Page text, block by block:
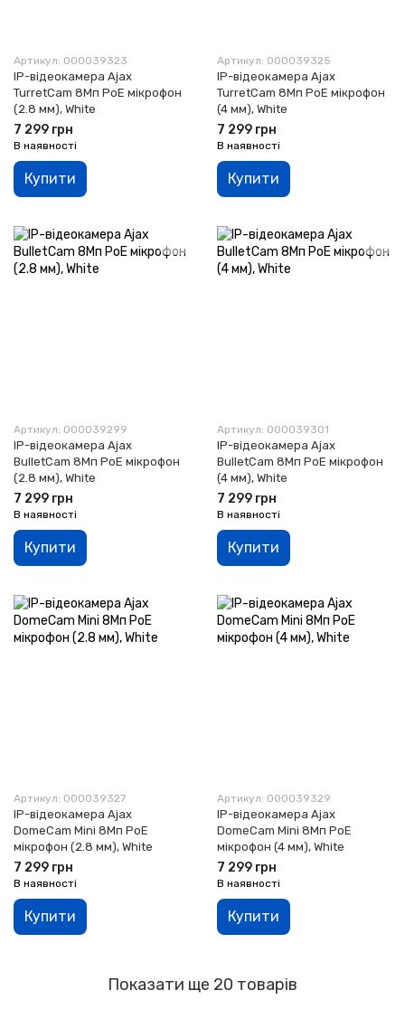
Артикул: 000039323
IP-відеокамера Ajax
TurretCam 8Мп PoE мікрофон
(2.8 мм), White
7 299 грн
В наявності
Купити
Артикул: 000039325
IP-відеокамера Ajax
TurretCam 8Мп PoE мікрофон
(4 мм), White
7 299 грн
В наявності
Купити
Артикул: 000039299
IP-відеокамера Ajax
BulletCam 8Мп PoE мікрофон
(2.8 мм), White
7 299 грн
В наявності
Купити
Артикул: 000039301
IP-відеокамера Ajax
BulletCam 8Мп PoE мікрофон
(4 мм), White
7 299 грн
В наявності
Купити
Артикул: 000039327
IP-відеокамера Ajax
DomeCam Mini 8Мп PoE
мікрофон (2.8 мм), White
7 299 грн
В наявності
Купити
Артикул: 000039329
IP-відеокамера Ajax
DomeCam Mini 8Мп PoE
мікрофон (4 мм), White
7 299 грн
В наявності
Купити
Показати ще 20 товарів